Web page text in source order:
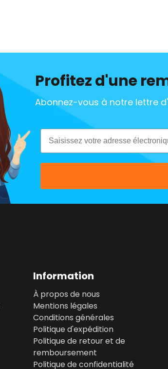
Profitez d'une
Abonnez-vous à notre lettre
Email
Information
À propos de nous
Mentions légales
Conditions générales
Politique d'expédition
Politique de retour et de
remboursement
Politique de confidentialité